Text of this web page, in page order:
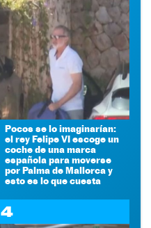
Pocos se lo imaginarían:
el rey Felipe VI escoge un
coche de una marca
española para moverse
por Palma de Mallorca y
esto es lo que cuesta
4